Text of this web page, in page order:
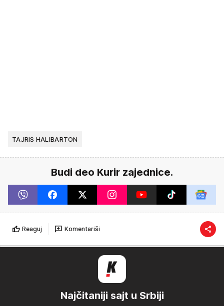
TAJRIS HALIBARTON
Budi deo Kurir zajednice.
Reaguj Komentariši
Najčitaniji sajt u Srbiji